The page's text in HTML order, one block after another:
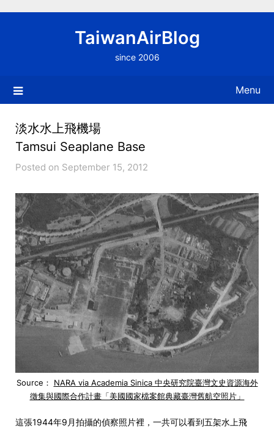
TaiwanAirBlog
since 2006
Menu
淡水水上飛機場
Tamsui Seaplane Base
Posted on September 15, 2012
Source： NARA via Academia Sinica 中央研究院臺灣文史資源海外
徵集與國際合作計畫「美國國家檔案館典藏臺灣舊航空照片」
這張1944年9月拍攝的偵察照片裡，一共可以看到五架水上飛